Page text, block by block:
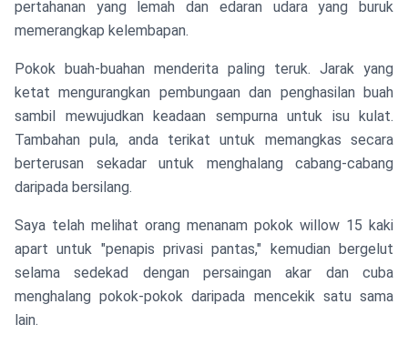
pertahanan yang lemah dan edaran udara yang buruk
memerangkap kelembapan.
Pokok buah-buahan menderita paling teruk. Jarak yang
ketat mengurangkan pembungaan dan penghasilan buah
sambil mewujudkan keadaan sempurna untuk isu kulat.
Tambahan pula, anda terikat untuk memangkas secara
berterusan sekadar untuk menghalang cabang-cabang
daripada bersilang.
Saya telah melihat orang menanam pokok willow 15 kaki
apart untuk "penapis privasi pantas," kemudian bergelut
selama sedekad dengan persaingan akar dan cuba
menghalang pokok-pokok daripada mencekik satu sama
lain.